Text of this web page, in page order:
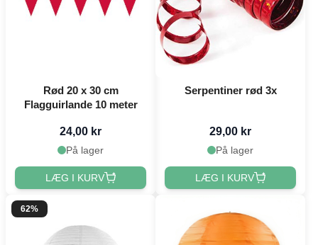
Rød 20 x 30 cm
Flagguirlande 10 meter
24,00 kr
På lager
LÆG I KURV
Serpentiner rød 3x
29,00 kr
På lager
LÆG I KURV
62%